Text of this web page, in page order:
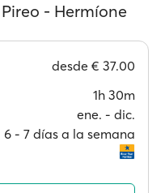
- Hermíone
desde € 37.00
1h 30m
ene. ‐ dic.
6 ‐ 7 días a la semana